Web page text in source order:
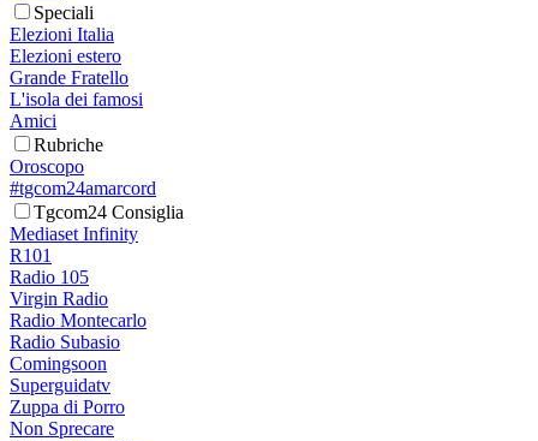
Speciali
Elezioni Italia
Elezioni estero
Grande Fratello
L'isola dei famosi
Amici
Rubriche
Oroscopo
#tgcom24amarcord
Tgcom24 Consiglia
Mediaset Infinity
R101
Radio 105
Virgin Radio
Radio Montecarlo
Radio Subasio
Comingsoon
Superguidatv
Zuppa di Porro
Non Sprecare